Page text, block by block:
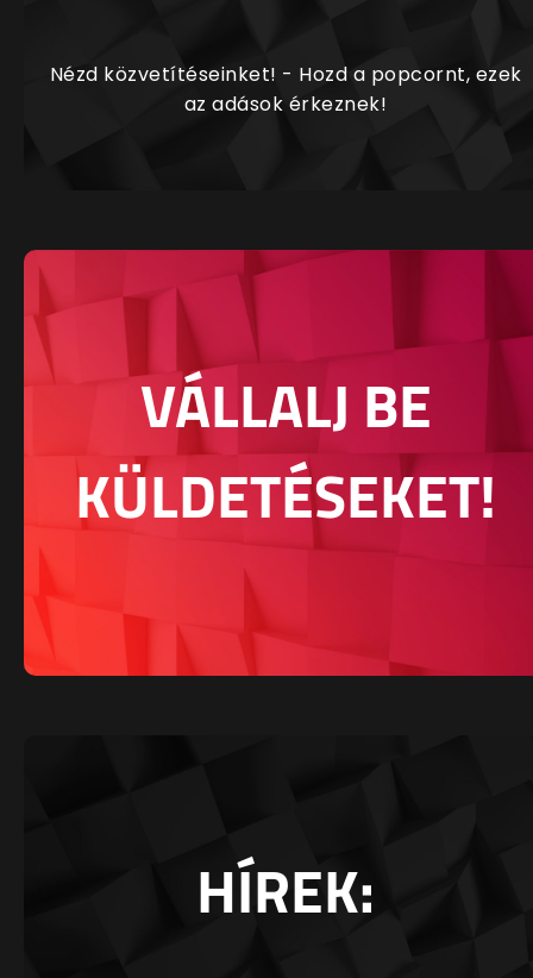
Nézd közvetítéseinket! - Hozd a popcornt, ezek
az adások érkeznek!
VÁLLALJ BE
KÜLDETÉSEKET!
HÍREK: